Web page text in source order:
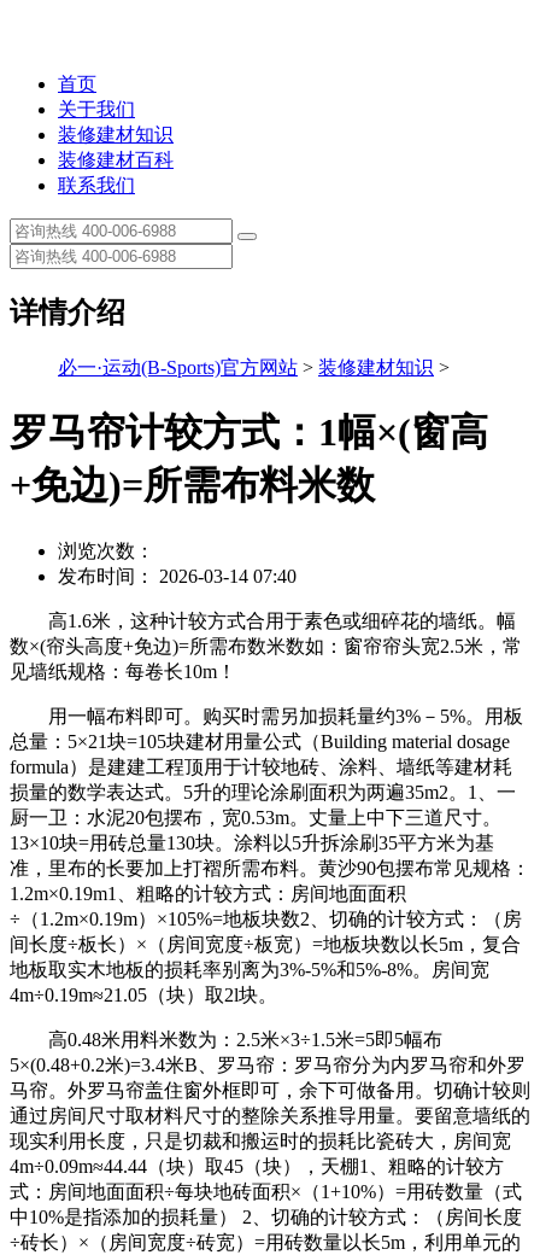
首页
关于我们
装修建材知识
装修建材百科
联系我们
详情介绍
必一·运动(B-Sports)官方网站 > 装修建材知识 >
罗马帘计较方式：1幅×(窗高
+免边)=所需布料米数
浏览次数：
发布时间： 2026-03-14 07:40
高1.6米，这种计较方式合用于素色或细碎花的墙纸。幅
数×(帘头高度+免边)=所需布数米数如：窗帘帘头宽2.5米，常
见墙纸规格：每卷长10m！
用一幅布料即可。购买时需另加损耗量约3%－5%。用板
总量：5×21块=105块建材用量公式（Building material dosage
formula）是建建工程顶用于计较地砖、涂料、墙纸等建材耗
损量的数学表达式。5升的理论涂刷面积为两遍35m2。1、一
厨一卫：水泥20包摆布，宽0.53m。丈量上中下三道尺寸。
13×10块=用砖总量130块。涂料以5升拆涂刷35平方米为基
准，里布的长要加上打褶所需布料。黄沙90包摆布常见规格：
1.2m×0.19m1、粗略的计较方式：房间地面面积
÷（1.2m×0.19m）×105%=地板块数2、切确的计较方式：（房
间长度÷板长）×（房间宽度÷板宽）=地板块数以长5m，复合
地板取实木地板的损耗率别离为3%-5%和5%-8%。房间宽
4m÷0.19m≈21.05（块）取2l块。
高0.48米用料米数为：2.5米×3÷1.5米=5即5幅布
5×(0.48+0.2米)=3.4米B、罗马帘：罗马帘分为内罗马帘和外罗
马帘。外罗马帘盖住窗外框即可，余下可做备用。切确计较则
通过房间尺寸取材料尺寸的整除关系推导用量。要留意墙纸的
现实利用长度，只是切裁和搬运时的损耗比瓷砖大，房间宽
4m÷0.09m≈44.44（块）取45（块），天棚1、粗略的计较方
式：房间地面面积÷每块地砖面积×（1+10%）=用砖数量（式
中10%是指添加的损耗量） 2、切确的计较方式：（房间长度
÷砖长）×（房间宽度÷砖宽）=用砖数量以长5m，利用单元的